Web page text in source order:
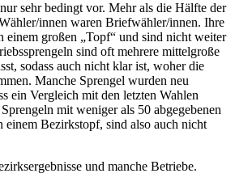
sehr bedingt vor. Mehr als die Hälfte der
innen waren Briefwähler/innen. Ihre
einem großen „Topf“ und sind nicht weiter
sind oft mehrere mittelgroße
sodass auch nicht klar ist, woher die
Manche Sprengel wurden neu
ein Vergleich mit den letzten Wahlen
mit weniger als 50 abgegebenen
einem Bezirkstopf, sind also auch nicht
und manche Betriebe.